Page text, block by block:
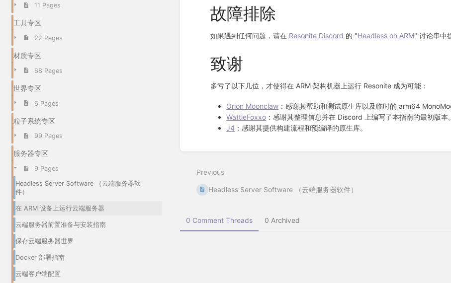
11 Pages
工具专区
22 Pages
材质专区
68 Pages
世界专区
6 Pages
粒子系统专区
99 Pages
服务器专区
9 Pages
Headless Server Software （云端服务器软
件）
在 ARM 设备上运行云端服务器
云端服务器前置准备与安装指南
保存云端服务器世界
Docker 部署指南
云端客户端配置
故障排除
如果遇到任何问题，请在 Resonite Discord 的 "Headless on ARM" 讨论串中
致谢
多亏了以下几位，才使得在 ARM 架构机器上运行 Resonite 成为可能：
Orion Moonclaw ：感谢其帮助和测试原生库以及临时的 arm64
WattleFoxxo ：感谢其整理信息并在 Discord 上编写了本指南的最初版本。
J4 ：感谢其提供构建流程和预编译的原生库。
mode
Previous
Headless Server Software （云端服务器软件）
0 Comment Threads 0 Archived